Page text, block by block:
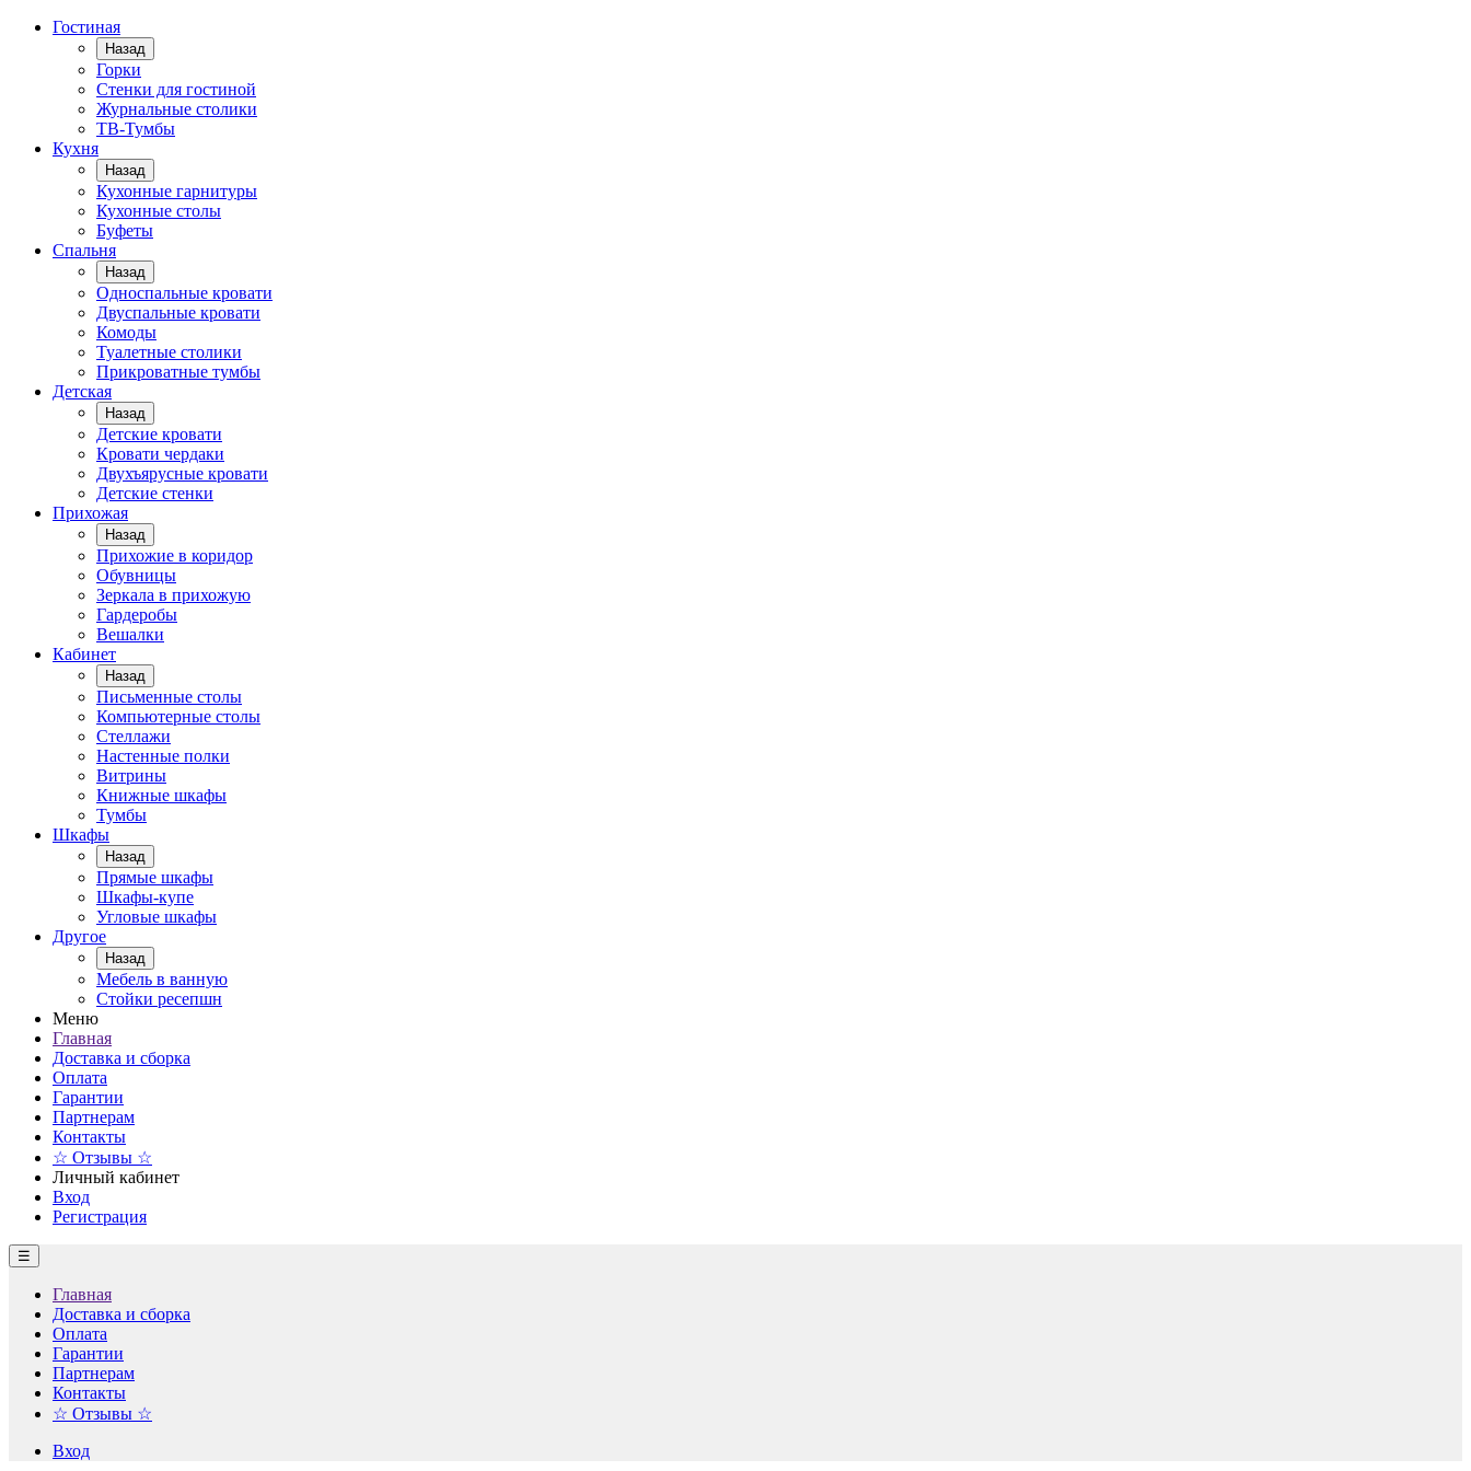
Гостиная
Назад
Горки
Стенки для гостиной
Журнальные столики
TВ-Тумбы
Кухня
Назад
Кухонные гарнитуры
Кухонные столы
Буфеты
Спальня
Назад
Односпальные кровати
Двуспальные кровати
Комоды
Туалетные столики
Прикроватные тумбы
Детская
Назад
Детские кровати
Кровати чердаки
Двухъярусные кровати
Детские стенки
Прихожая
Назад
Прихожие в коридор
Обувницы
Зеркала в прихожую
Гардеробы
Вешалки
Кабинет
Назад
Письменные столы
Компьютерные столы
Стеллажи
Настенные полки
Витрины
Книжные шкафы
Тумбы
Шкафы
Назад
Прямые шкафы
Шкафы-купе
Угловые шкафы
Другое
Назад
Мебель в ванную
Стойки ресепшн
Меню
Главная
Доставка и сборка
Оплата
Гарантии
Партнерам
Контакты
☆ Отзывы ☆
Личный кабинет
Вход
Регистрация
☰
Главная
Доставка и сборка
Оплата
Гарантии
Партнерам
Контакты
☆ Отзывы ☆
Вход